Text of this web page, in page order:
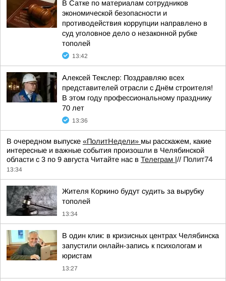
В Сатке по материалам сотрудников
экономической безопасности и
противодействия коррупции направлено в
суд уголовное дело о незаконной рубке
тополей
13:42
Алексей Текслер: Поздравляю всех
представителей отрасли с Днём строителя!
В этом году профессиональному празднику
70 лет
13:36
В очередном выпуске «ПолитНедели» мы расскажем, какие
интересные и важные события произошли в Челябинской
области с 3 по 9 августа Читайте нас в Телеграм |// Полит74
13:34
Жителя Коркино будут судить за вырубку
тополей
13:34
В один клик: в кризисных центрах Челябинска
запустили онлайн-запись к психологам и
юристам
13:27